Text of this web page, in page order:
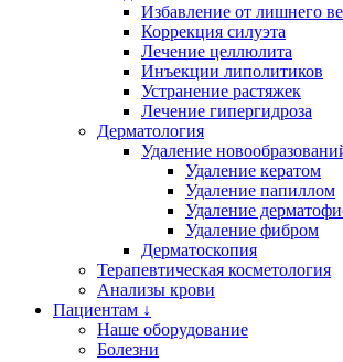
Избавление от лишнего
Коррекция силуэта
Лечение целлюлита
Инъекции липолитиков
Устранение растяжек
Лечение гипергидроза
Дерматология
Удаление
Удаление кератом
Удаление папиллом
Удаление
Удаление фибром
Дерматоскопия
Терапевтическая косметология
Анализы крови
Пациентам ↓
Наше оборудование
Болезни